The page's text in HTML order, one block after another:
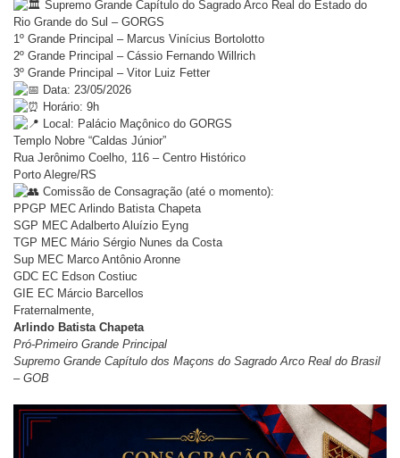
Supremo Grande Capítulo do Sagrado Arco Real do Estado do
Rio Grande do Sul – GORGS
1º Grande Principal – Marcus Vinícius Bortolotto
2º Grande Principal – Cássio Fernando Willrich
3º Grande Principal – Vitor Luiz Fetter
Data: 23/05/2026
Horário: 9h
Local: Palácio Maçônico do GORGS
Templo Nobre “Caldas Júnior”
Rua Jerônimo Coelho, 116 – Centro Histórico
Porto Alegre/RS
Comissão de Consagração (até o momento):
PPGP MEC Arlindo Batista Chapeta
SGP MEC Adalberto Aluízio Eyng
TGP MEC Mário Sérgio Nunes da Costa
Sup MEC Marco Antônio Aronne
GDC EC Edson Costiuc
GIE EC Márcio Barcellos
Fraternalmente,
Arlindo Batista Chapeta
Pró-Primeiro Grande Principal
Supremo Grande Capítulo dos Maçons do Sagrado Arco Real do Brasil
– GOB